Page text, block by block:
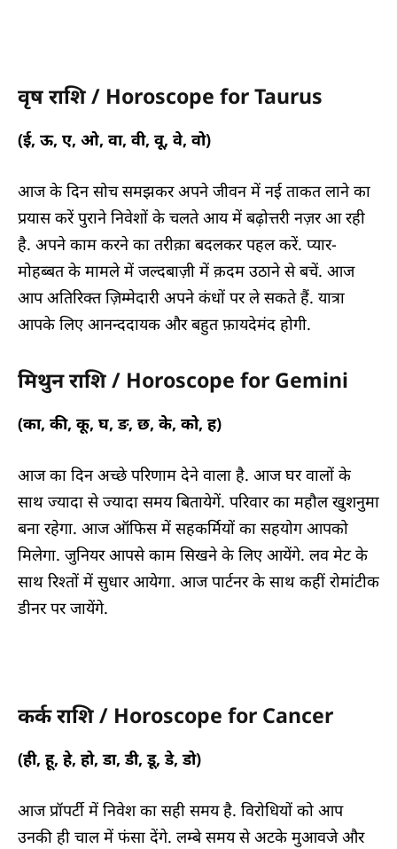
वृष राशि / Horoscope for Taurus
(ई, ऊ, ए, ओ, वा, वी, वू, वे, वो)
आज के दिन सोच समझकर अपने जीवन में नई ताकत लाने का
प्रयास करें पुराने निवेशों के चलते आय में बढ़ोत्तरी नज़र आ रही
है. अपने काम करने का तरीक़ा बदलकर पहल करें. प्यार-
मोहब्बत के मामले में जल्दबाज़ी में क़दम उठाने से बचें. आज
आप अतिरिक्त ज़िम्मेदारी अपने कंधों पर ले सकते हैं. यात्रा
आपके लिए आनन्ददायक और बहुत फ़ायदेमंद होगी.
मिथुन राशि / Horoscope for Gemini
(का, की, कू, घ, ङ, छ, के, को, ह)
आज का दिन अच्छे परिणाम देने वाला है. आज घर वालों के
साथ ज्यादा से ज्यादा समय बितायेगें. परिवार का महौल खुशनुमा
बना रहेगा. आज ऑफिस में सहकर्मियों का सहयोग आपको
मिलेगा. जुनियर आपसे काम सिखने के लिए आयेंगे. लव मेट के
साथ रिश्तों में सुधार आयेगा. आज पार्टनर के साथ कहीं रोमांटीक
डीनर पर जायेंगे.
कर्क राशि / Horoscope for Cancer
(ही, हू, हे, हो, डा, डी, डू, डे, डो)
आज प्रॉपर्टी में निवेश का सही समय है. विरोधियों को आप
उनकी ही चाल में फंसा देंगे. लम्बे समय से अटके मुआवजे और